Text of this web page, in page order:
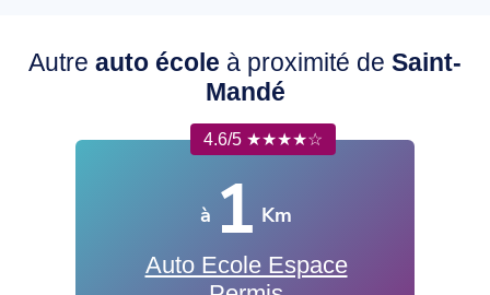
Autre auto école à proximité de Saint-
Mandé
4.6/5 ★★★★☆
à 1 Km
Auto Ecole Espace